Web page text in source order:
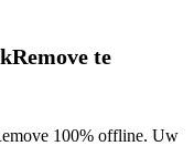
te
100% offline. Uw